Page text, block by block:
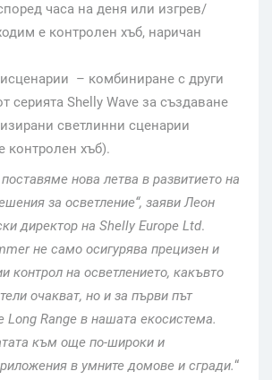
часа на деня или изгрев/
е контролен хъб, наричан
– комбиниране с други
серията Shelly Wave за създаване
светлинни сценарии
контролен хъб).
нова летва в развитието на
за осветление“, заяви Леон
директор на Shelly Europe Ltd.
не само осигурява прецизен и
контрол на осветлението, какъвто
очакват, но и за първи път
Long Range в нашата екосистема.
към още по-широки и
в умните домове и сгради.“